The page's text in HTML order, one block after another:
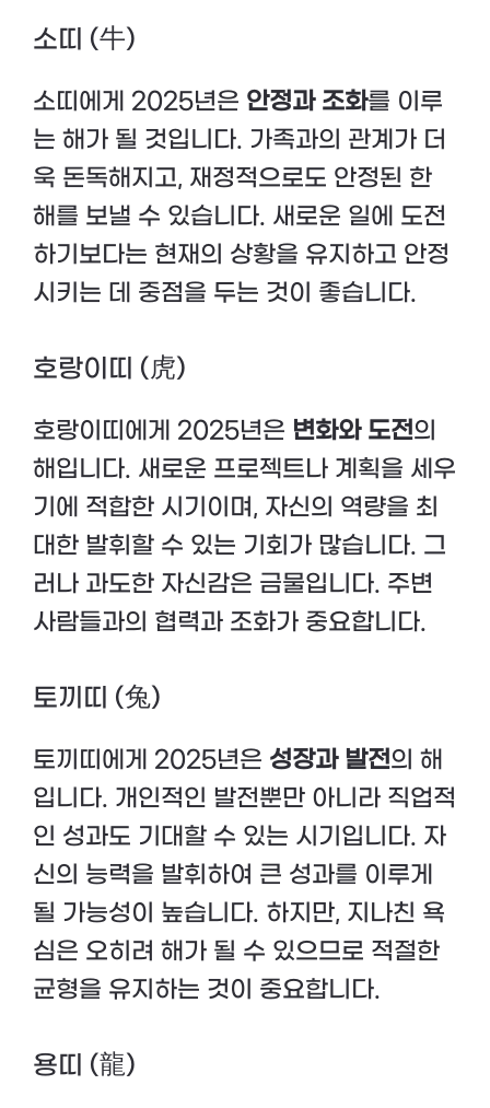
소띠 (牛)
소띠에게 2025년은 안정과 조화를 이루
는 해가 될 것입니다. 가족과의 관계가 더
욱 돈독해지고, 재정적으로도 안정된 한
해를 보낼 수 있습니다. 새로운 일에 도전
하기보다는 현재의 상황을 유지하고 안정
시키는 데 중점을 두는 것이 좋습니다.
호랑이띠 (虎)
호랑이띠에게 2025년은 변화와 도전의
해입니다. 새로운 프로젝트나 계획을 세우
기에 적합한 시기이며, 자신의 역량을 최
대한 발휘할 수 있는 기회가 많습니다. 그
러나 과도한 자신감은 금물입니다. 주변
사람들과의 협력과 조화가 중요합니다.
토끼띠 (兔)
토끼띠에게 2025년은 성장과 발전의 해
입니다. 개인적인 발전뿐만 아니라 직업적
인 성과도 기대할 수 있는 시기입니다. 자
신의 능력을 발휘하여 큰 성과를 이루게
될 가능성이 높습니다. 하지만, 지나친 욕
심은 오히려 해가 될 수 있으므로 적절한
균형을 유지하는 것이 중요합니다.
용띠 (龍)